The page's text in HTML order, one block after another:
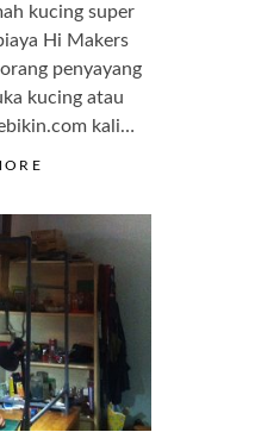
kucing super
Hi Makers
penyayang
kucing atau
kali…